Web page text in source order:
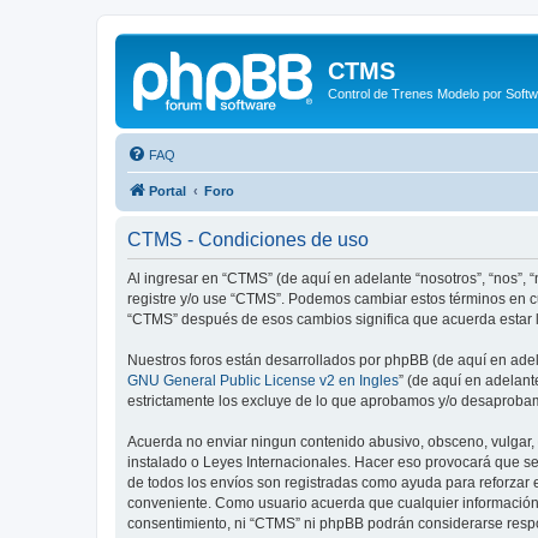
CTMS
Control de Trenes Modelo por
FAQ
Portal Foro
CTMS - Condiciones de uso
Al ingresar en “CTMS” (de aquí en adelante “nosotros”,
registre y/o use “CTMS”. Podemos cambiar estos términos
“CTMS” después de esos cambios significa que acuerda
Nuestros foros están desarrollados por phpBB (de aquí en
GNU General Public License v2 en Ingles” (de aquí en
estrictamente los excluye de lo que aprobamos y/o
Acuerda no enviar ningun contenido abusivo, obsceno,
instalado o Leyes Internacionales. Hacer eso provocará que
de todos los envíos son registradas como ayuda para
conveniente. Como usuario acuerda que cualquier
consentimiento, ni “CTMS” ni phpBB podrán considerarse